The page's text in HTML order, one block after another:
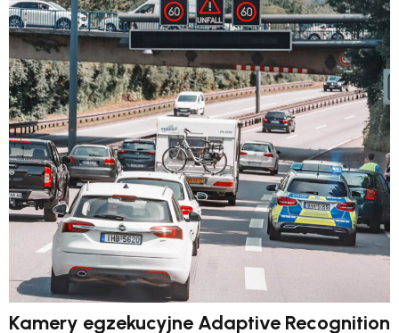
Kamery egzekucyjne Adaptive Recognition